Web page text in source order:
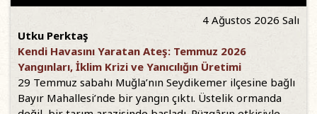
4 Ağustos 2026 Salı
Utku Perktaş
Kendi Havasını Yaratan Ateş: Temmuz 2026
Yangınları, İklim Krizi ve Yanıcılığın Üretimi
29 Temmuz sabahı Muğla’nın Seydikemer ilçesine bağlı
Bayır Mahallesi’nde bir yangın çıktı. Üstelik ormanda